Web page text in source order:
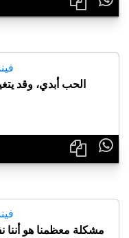
الحب أبدي، وقد

مشكلة معظمنا هو أننا